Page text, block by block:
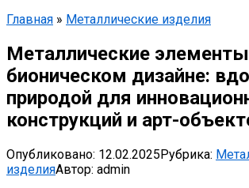
Главная » Металлические изделия
Металлические
бионическом дизайне:
природой для
конструкций и арт-
Опубликовано: 12.02.2025Рубрика:
изделияАвтор: admin